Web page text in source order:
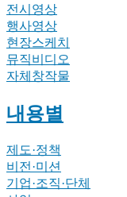
전시영상
행사영상
현장스케치
뮤직비디오
자체창작물
내용별
제도·정책
비전·미션
기업·조직·단체